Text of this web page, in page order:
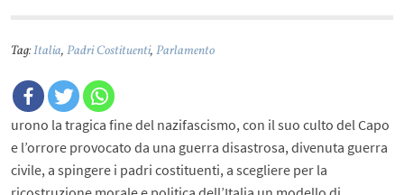
Tag:Italia,Padri Costituenti,Parlamento
urono la tragica fine del nazifascismo, con il suo culto del Capo
e l’orrore provocato da una guerra disastrosa, divenuta guerra
civile, a spingere i padri costituenti, a scegliere per la